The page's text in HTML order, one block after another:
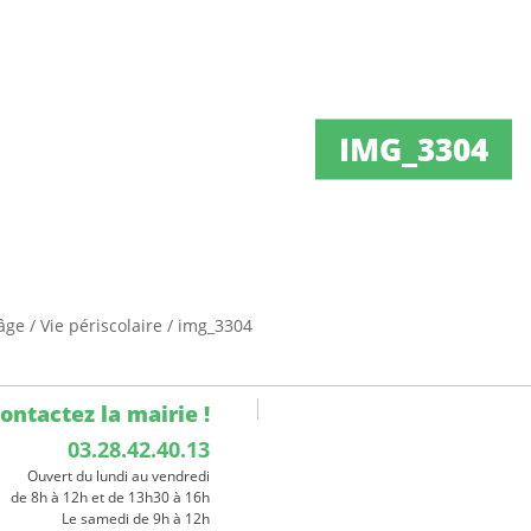
IMG_3304
/ Vie périscolaire / img_3304
la mairie !
03.28.42.40.13
Ouvert du lundi au vendredi
de 8h à 12h et de 13h30 à 16h
Le samedi de 9h à 12h